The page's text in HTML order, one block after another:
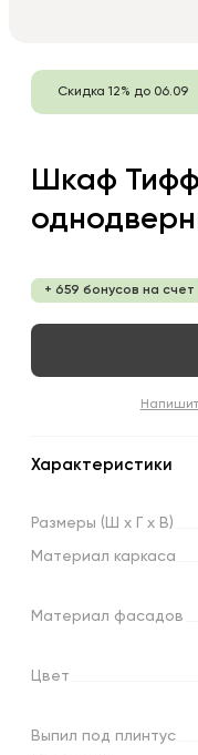
Скидка 12% до 06.09
Шкаф
+ 659 бонусов на счет
Характеристики
Размеры (Ш х х В)
Материал каркаса
Материал фасадов
Цвет
Выпил под плинтус